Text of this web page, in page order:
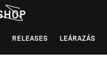
RELEASES LEÁRAZÁS